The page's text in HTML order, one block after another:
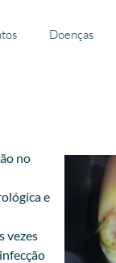
Doenças
no
e
vezes